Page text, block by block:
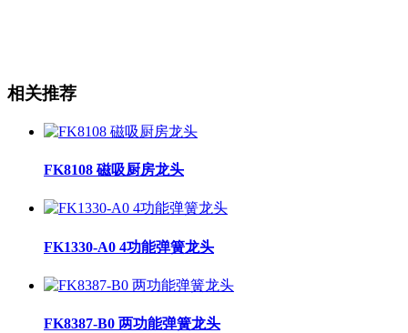
相关推荐
FK8108 磁吸厨房龙头
FK1330-A0 4功能弹簧龙头
FK8387-B0 两功能弹簧龙头